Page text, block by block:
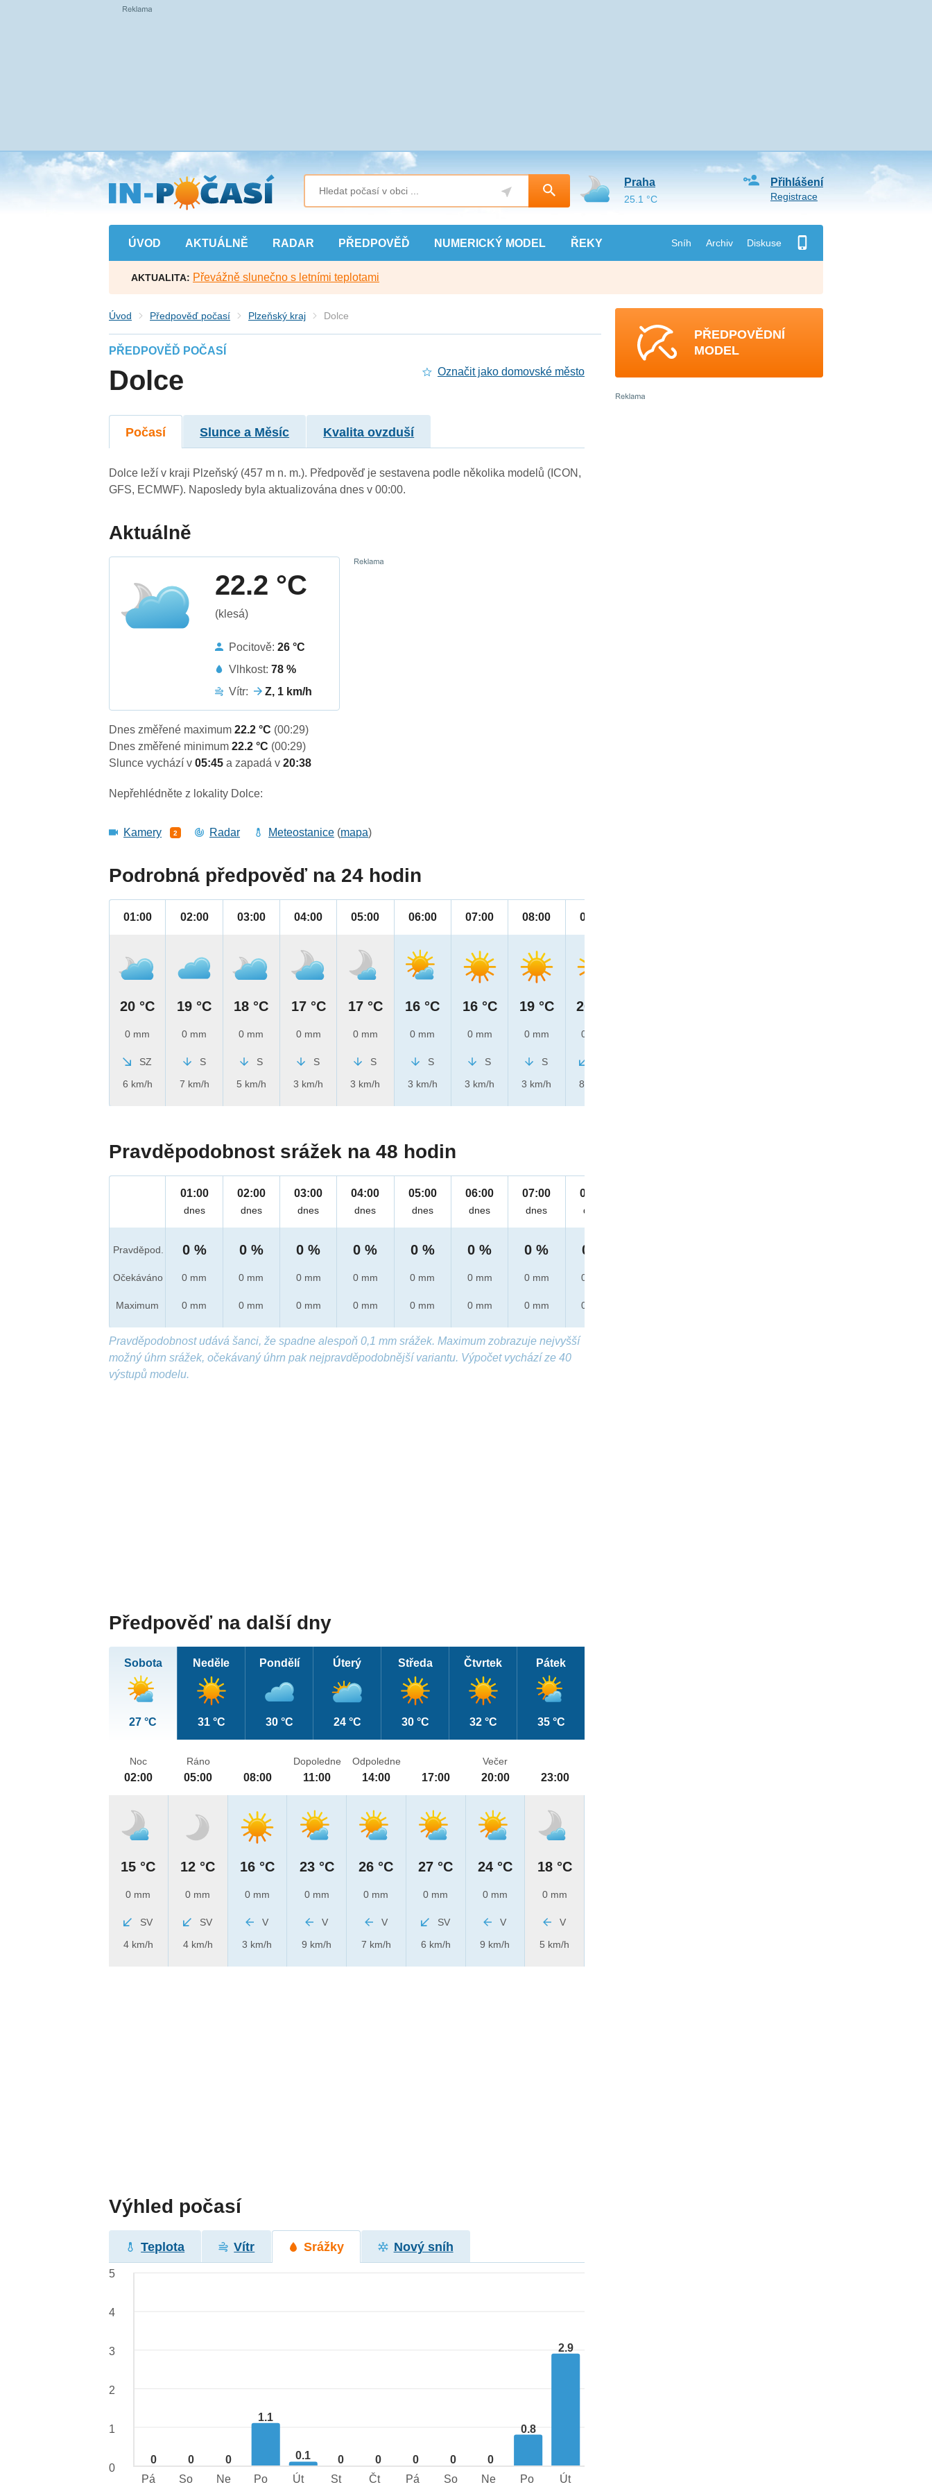
Přejít
na
hlavní
obsah
ÚVOD AKTUÁLNĚ RADAR PŘEDPOVĚĎ NUMERICKÝ MODEL ŘEKY Sníh Archiv Diskuse
Přihlášení
Registrace
Praha
25.1 °C
AKTUALITA: Převážně slunečno s letními teplotami
Úvod Předpověď počasí Plzeňský kraj Dolce
PŘEDPOVĚĎ POČASÍ
Dolce Označit jako domovské město
Počasí Slunce a Měsíc Kvalita ovzduší
Dolce leží v kraji Plzeňský (457 m n. m.). Předpověď je sestavena podle několika modelů (ICON,
GFS, ECMWF). Naposledy byla aktualizována dnes v 00:00.
Aktuálně
22.2 °C
(klesá)
Pocitově:26 °C
Vlhkost:78 %
Vítr:
Z, 1 km/h
Dnes změřené maximum22.2 °C (00:29)
Dnes změřené minimum22.2 °C (00:29)
Slunce vychází v05:45a zapadá v20:38
Nepřehlédněte z lokality Dolce:
Kamery 2 Radar Meteostanice (mapa)
Podrobná předpověď na 24 hodin
01:00
20 °C
0 mm
SZ
6 km/h
02:00
19 °C
0 mm
S
7 km/h
03:00
18 °C
0 mm
S
5 km/h
04:00
17 °C
0 mm
S
3 km/h
05:00
17 °C
0 mm
S
3 km/h
06:00
16 °C
0 mm
S
3 km/h
07:00
16 °C
0 mm
S
3 km/h
08:00
19 °C
0 mm
S
3 km/h
09:00
20 °C
0 mm
8 km/h
Pravděpodobnost srážek na 48 hodin
Pravděpod.
Očekáváno
Maximum
01:00
dnes
0 %
0 mm
0 mm
02:00
dnes
0 %
0 mm
0 mm
03:00
dnes
0 %
0 mm
0 mm
04:00
dnes
0 %
0 mm
0 mm
05:00
dnes
0 %
0 mm
0 mm
06:00
dnes
0 %
0 mm
0 mm
07:00
dnes
0 %
0 mm
0 mm
08:00
dnes
0 %
0 mm
0 mm
Pravděpodobnost udává šanci, že spadne alespoň 0,1 mm srážek. Maximum zobrazuje nejvyšší
možný úhrn srážek, očekávaný úhrn pak nejpravděpodobnější variantu. Výpočet vychází ze 40
výstupů modelu.
Předpověď na další dny
Sobota
27 °C
Neděle
31 °C
Pondělí
30 °C
Úterý
24 °C
Středa
30 °C
Čtvrtek
32 °C
Pátek
35 °C
Noc
02:00
15 °C
0 mm
SV
4 km/h
Ráno
05:00
12 °C
0 mm
SV
4 km/h
08:00
16 °C
0 mm
V
3 km/h
Dopoledne
11:00
23 °C
0 mm
V
9 km/h
Odpoledne
14:00
26 °C
0 mm
V
7 km/h
17:00
27 °C
0 mm
SV
6 km/h
Večer
20:00
24 °C
0 mm
V
9 km/h
23:00
18 °C
0 mm
V
5 km/h
Výhled počasí
Teplota Vítr Srážky Nový sníh
0 0 0
1.1
0.1 0 0 0 0 0
0.8
2.9
5
4
3
2
1
0
Pá
So Ne Po Út St Čt Pá So Ne Po Út
PŘEDPOVĚDNÍ
MODEL